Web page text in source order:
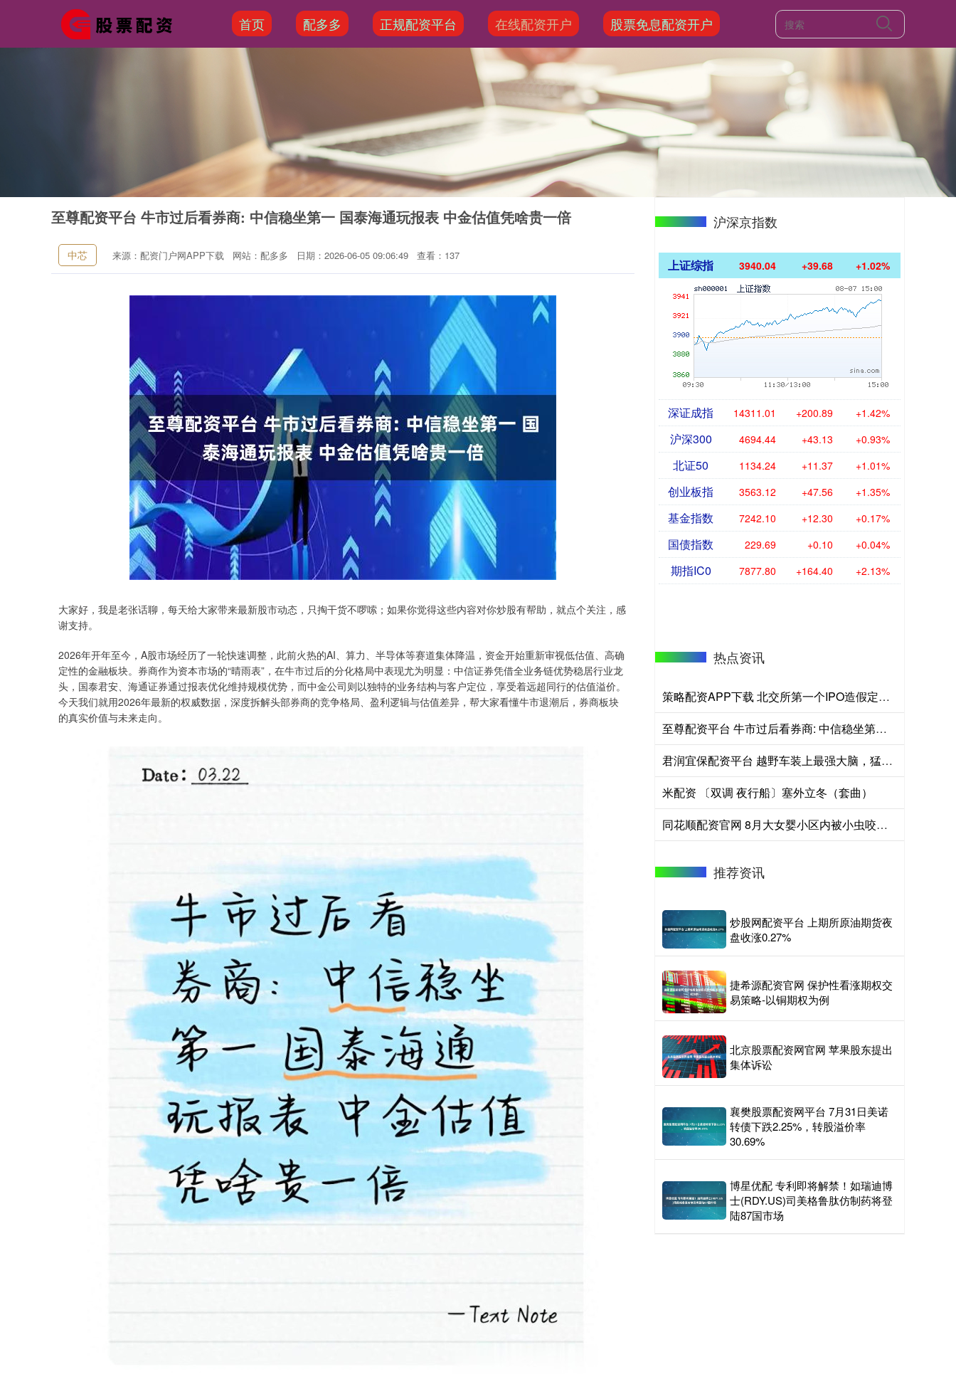
首页 配多多 正规配资平台 在线配资开户 股票免息配资开户
至尊配资平台 牛市过后看券商: 中信稳坐第一 国泰海通玩报表 中金估值凭啥贵一倍
中芯 来源：配资门户网APP下载 网站：配多多 日期：2026-06-05 09:06:49 查看：137
大家好，我是老张话聊，每天给大家带来最新股市动态，只掏干货不啰嗦；如果你觉得这些内容对你炒股有帮助，就点个关注，感
谢支持。
2026年开年至今，A股市场经历了一轮快速调整，此前火热的AI、算力、半导体等赛道集体降温，资金开始重新审视低估值、高确
定性的金融板块。券商作为资本市场的“晴雨表”，在牛市过后的分化格局中表现尤为明显：中信证券凭借全业务链优势稳居行业龙
头，国泰君安、海通证券通过报表优化维持规模优势，而中金公司则以独特的业务结构与客户定位，享受着远超同行的估值溢价。
今天我们就用2026年最新的权威数据，深度拆解头部券商的竞争格局、盈利逻辑与估值差异，帮大家看懂牛市退潮后，券商板块
的真实价值与未来走向。
沪深京指数
上证综指 3940.04 +39.68 +1.02%
深证成指 14311.01 +200.89 +1.42%
沪深300 4694.44 +43.13 +0.93%
北证50 1134.24 +11.37 +1.01%
创业板指 3563.12 +47.56 +1.35%
基金指数 7242.10 +12.30 +0.17%
国债指数 229.69 +0.10 +0.04%
期指IC0 7877.80 +164.40 +2.13%
热点资讯
策略配资APP下载 北交所第一个IPO造假定性：南京云创被罚1.491亿元董事长张真和总经理刘鹏夫妇或要坐牢！又是中信建投保荐！
至尊配资平台 牛市过后看券商: 中信稳坐第一 国泰海通玩报表 中金估值凭啥贵一倍
君润宜保配资平台 越野车装上最强大脑，猛士M817将在硬派越野赛道掀起智能风暴
米配资 〔双调 夜行船〕塞外立冬（套曲）
同花顺配资官网 8月大女婴小区内被小虫咬了一口，命悬一线！多次抢救，全身换血……
推荐资讯
炒股网配资平台 上期所原油期货夜
盘收涨0.27%
捷希源配资官网 保护性看涨期权交
易策略-以铜期权为例
北京股票配资网官网 苹果股东提出
集体诉讼
襄樊股票配资网平台 7月31日美诺
转债下跌2.25%，转股溢价率
30.69%
博星优配 专利即将解禁！如瑞迪博
士(RDY.US)司美格鲁肽仿制药将登
陆87国市场